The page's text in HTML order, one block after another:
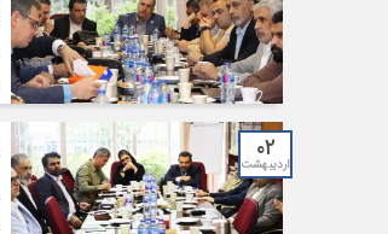
۰۲
اردیبهشت